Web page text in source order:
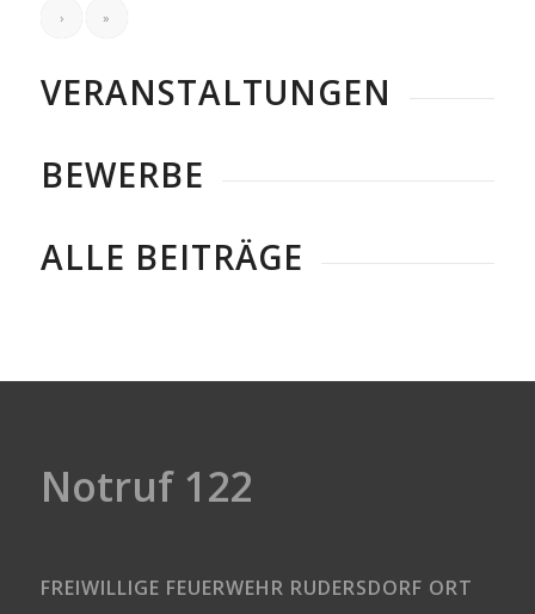
› »
VERANSTALTUNGEN
BEWERBE
ALLE BEITRÄGE
Notruf 122
FREIWILLIGE FEUERWEHR RUDERSDORF ORT